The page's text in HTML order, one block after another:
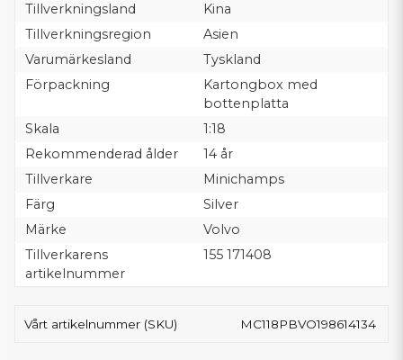
Tillverkningsland
Kina
Tillverkningsregion
Asien
Varumärkesland
Tyskland
Förpackning
Kartongbox med
bottenplatta
Skala
1:18
Rekommenderad ålder
14 år
Tillverkare
Minichamps
Färg
Silver
Märke
Volvo
Tillverkarens
artikelnummer
155 171408
Vårt artikelnummer (SKU) MC118PBVO198614134